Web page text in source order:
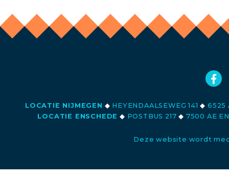
LOCATIE NIJMEGEN ◆ HEYENDAALSEWEG 141◆ 6525
LOCATIE ENSCHEDE ◆ POSTBUS 217◆ 7500 AE
Deze website wordt